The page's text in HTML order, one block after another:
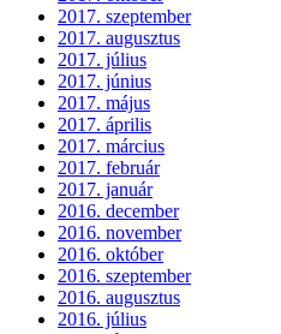
2017. szeptember
2017. augusztus
2017. július
2017. június
2017. május
2017. április
2017. március
2017. február
2017. január
2016. december
2016. november
2016. október
2016. szeptember
2016. augusztus
2016. július